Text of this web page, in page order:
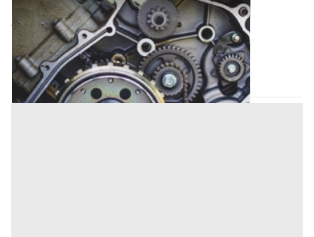
Attrezzature Industriali all'asta a Perugia
Magione (Perugia)
500 €
Codice asta:2d32a5d1
Asta chiusa